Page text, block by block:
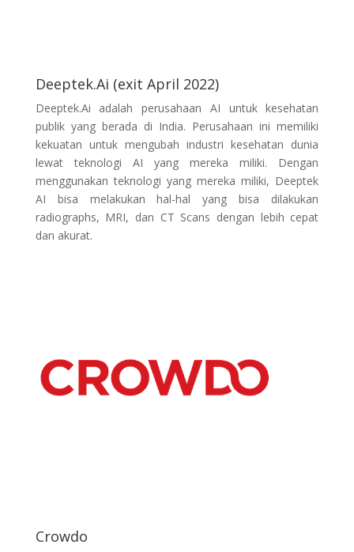
Deeptek.Ai (exit April 2022)
Deeptek.Ai adalah perusahaan AI untuk kesehatan
publik yang berada di India. Perusahaan ini memiliki
kekuatan untuk mengubah industri kesehatan dunia
lewat teknologi AI yang mereka miliki. Dengan
menggunakan teknologi yang mereka miliki, Deeptek
AI bisa melakukan hal-hal yang bisa dilakukan
radiographs, MRI, dan CT Scans dengan lebih cepat
dan akurat.
Crowdo